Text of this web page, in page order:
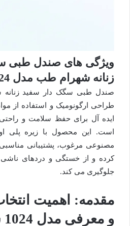
ویژگی های صندل طبی
زنانه شهرام طب مدل 1024
طراحی ارگونومیک و استفاده از
ایده آل برای حفظ سلامت و
است. این محصول با زیره پلی
مصنوعی مرغوب، پشتیبانی
کرده و از خستگی و دردهای ناشی
جلوگیری می کند.
مقدمه: اهمیت
و معرفی مدل 1024 شهرام طب